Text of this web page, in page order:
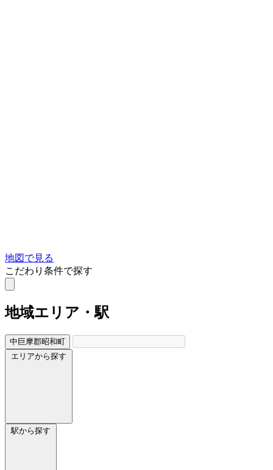
地図で見る
こだわり条件で探す
地域エリア・駅
中巨摩郡昭和町
エリアから探す
駅から探す